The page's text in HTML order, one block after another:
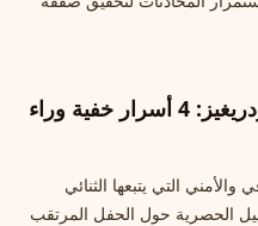
كريستيانو رونالدو وجورجينا رودريغيز: 4 أسرار خفية وراء
التي يتبعها الثنائي
الحصرية حول الحفل المرتقب